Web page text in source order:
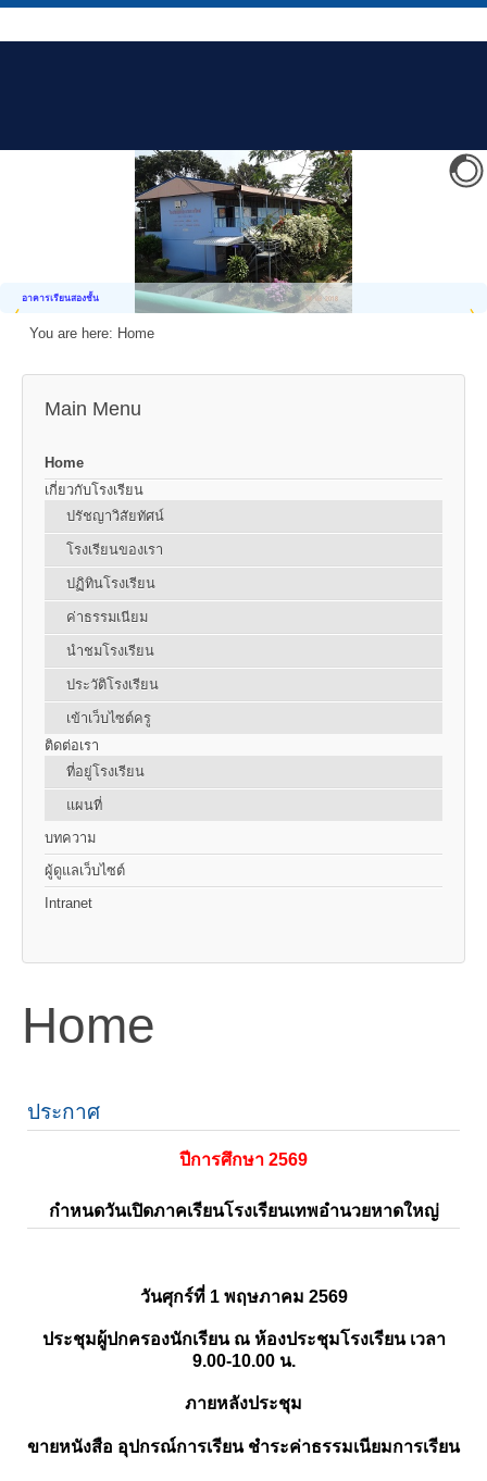
อาคารเรียนสองชั้น
You are here: Home
Main Menu
Home
เกี่ยวกับโรงเรียน
ปรัชญาวิสัยทัศน์
โรงเรียนของเรา
ปฏิทินโรงเรียน
ค่าธรรมเนียม
นำชมโรงเรียน
ประวัติโรงเรียน
เข้าเว็บไซต์ครู
ติดต่อเรา
ที่อยู่โรงเรียน
แผนที่
บทความ
ผู้ดูแลเว็บไซต์
Intranet
Home
ประกาศ
ปีการศึกษา 2569
กำหนดวันเปิดภาคเรียนโรงเรียนเทพอำนวยหาดใหญ่
วันศุกร์ที่ 1 พฤษภาคม 2569
ประชุมผู้ปกครองนักเรียน ณ ห้องประชุมโรงเรียน เวลา
9.00-10.00 น.
ภายหลังประชุม
ขายหนังสือ อุปกรณ์การเรียน ชำระค่าธรรมเนียมการเรียน